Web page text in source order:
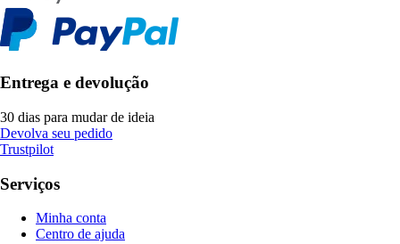
Entrega e devolução
30 dias para mudar de ideia
Devolva seu pedido
Trustpilot
Serviços
Minha conta
Centro de ajuda